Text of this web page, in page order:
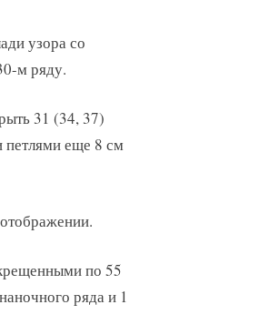
узора со
м ряду.
31 (34, 37)
петлями еще 8 см
по 55
ряда и 1